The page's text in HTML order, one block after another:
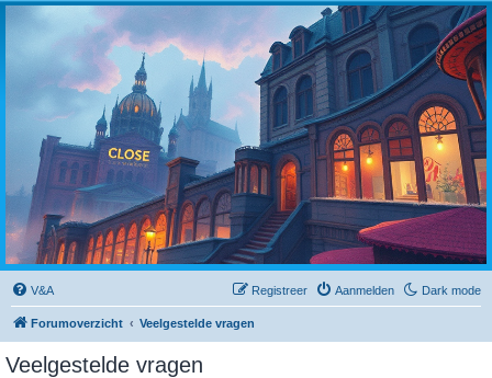
Dark mode
V&A Aanmelden
Registreer
Forumoverzicht Veelgestelde vragen
Veelgestelde vragen